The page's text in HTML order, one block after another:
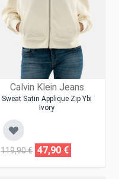
Calvin Klein Jeans
Sweat Satin Applique Zip Ybi
Ivory
119,90 € 47,90 €